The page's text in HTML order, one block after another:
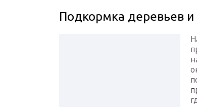
Подкормка деревьев и